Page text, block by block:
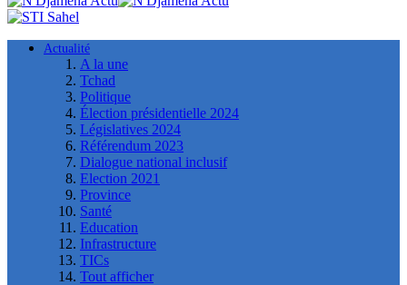
Actualité
A la une
Tchad
Politique
Élection présidentielle 2024
Législatives 2024
Référendum 2023
Dialogue national inclusif
Election 2021
Province
Santé
Education
Infrastructure
TICs
Tout afficher